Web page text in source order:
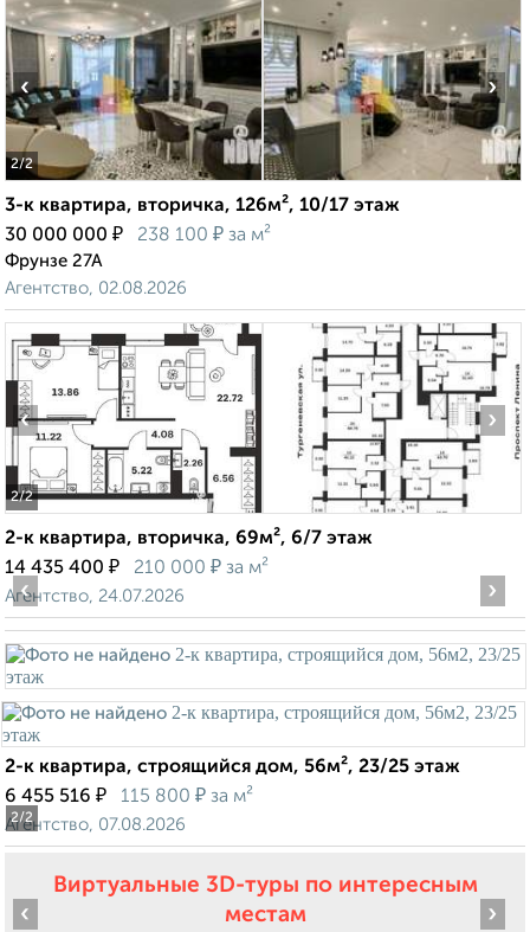
2/2
‹ ›
3-к квартира, вторичка, 126м², 10/17 этаж
30 000 000 ₽ 238 100 ₽ за м²
Фрунзе 27А
Агентство, 02.08.2026
2/2
‹ ›
2-к квартира, вторичка, 69м², 6/7 этаж
14 435 400 ₽ 210 000 ₽ за м²
Агентство, 24.07.2026
2/2
‹ ›
2-к квартира, строящийся дом, 56м², 23/25 этаж
6 455 516 ₽ 115 800 ₽ за м²
Агентство, 07.08.2026
Виртуальные 3D-туры по интересным
местам
‹ ›